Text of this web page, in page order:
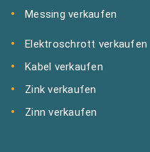
Messing verkaufen
Elektroschrott verkaufen
Kabel verkaufen
Zink verkaufen
Zinn verkaufen